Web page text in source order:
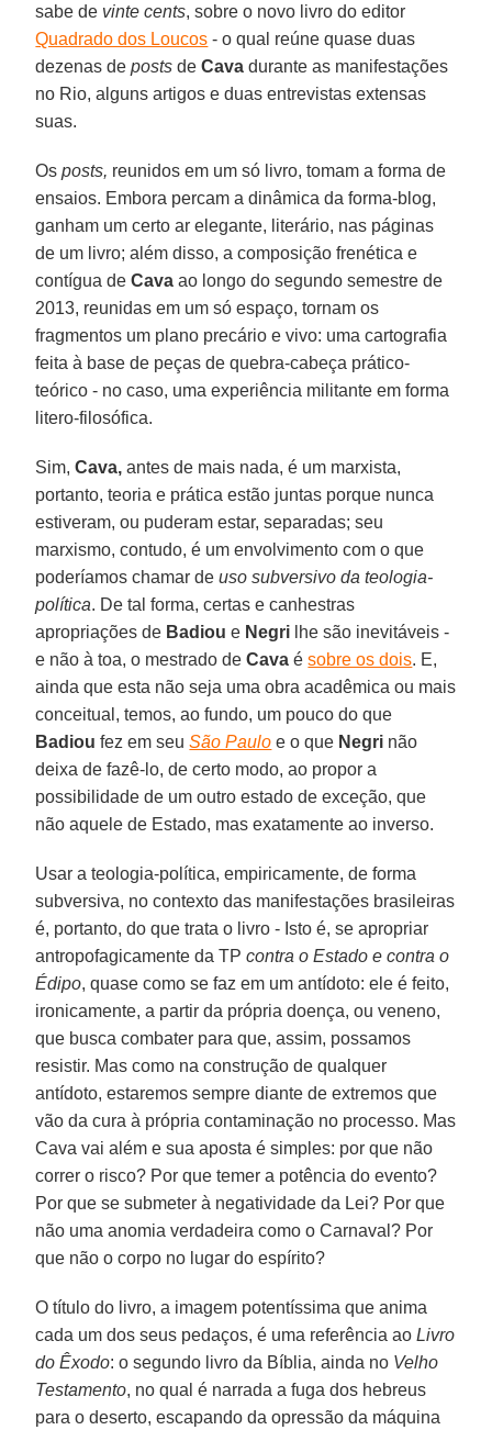
sabe de vinte cents, sobre o novo livro do editor
Quadrado dos Loucos - o qual reúne quase duas
dezenas deposts deCava durante as manifestações
no Rio, alguns artigos e duas entrevistas extensas
suas.
Osposts, reunidos em um só livro, tomam a forma de
ensaios. Embora percam a dinâmica da forma-blog,
ganham um certo ar elegante, literário, nas páginas
de um livro; além disso, a composição frenética e
contígua deCava ao longo do segundo semestre de
2013, reunidas em um só espaço, tornam os
fragmentos um plano precário e vivo: uma cartografia
feita à base de peças de quebra-cabeça prático-
teórico - no caso, uma experiência militante em forma
litero-filosófica.
Sim,Cava, antes de mais nada, é um marxista,
portanto, teoria e prática estão juntas porque nunca
estiveram, ou puderam estar, separadas; seu
marxismo, contudo, é um envolvimento com o que
poderíamos chamar deuso subversivo da teologia-
política. De tal forma, certas e canhestras
apropriações de Badiou e Negri lhe são inevitáveis -
e não à toa, o mestrado deCava ésobre os dois. E,
ainda que esta não seja uma obra acadêmica ou mais
conceitual, temos, ao fundo, um pouco do que
Badiou fez em seuSão Paulo e o que Negri não
deixa de fazê-lo, de certo modo, ao propor a
possibilidade de um outro estado de exceção, que
não aquele de Estado, mas exatamente ao inverso.
Usar a teologia-política, empiricamente, de forma
subversiva, no contexto das manifestações brasileiras
é, portanto, do que trata o livro - Isto é, se apropriar
antropofagicamente da TPcontra o Estado e contra o
Édipo, quase como se faz em um antídoto: ele é feito,
ironicamente, a partir da própria doença, ou veneno,
que busca combater para que, assim, possamos
resistir. Mas como na construção de qualquer
antídoto, estaremos sempre diante de extremos que
vão da cura à própria contaminação no processo. Mas
Cava vai além e sua aposta é simples: por que não
correr o risco? Por que temer a potência do evento?
Por que se submeter à negatividade da Lei? Por que
não uma anomia verdadeira como o Carnaval? Por
que não o corpo no lugar do espírito?
O título do livro, a imagem potentíssima que anima
cada um dos seus pedaços, é uma referência aoLivro
do Êxodo: o segundo livro da Bíblia, ainda no Velho
Testamento, no qual é narrada a fuga dos hebreus
para o deserto, escapando da opressão da máquina